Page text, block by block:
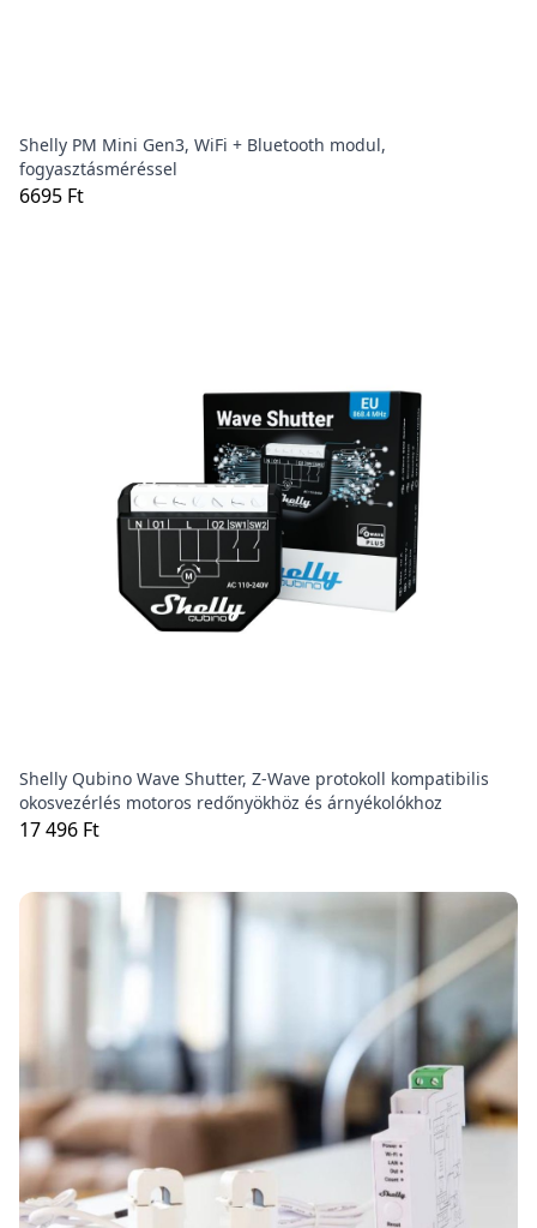
Shelly PM Mini Gen3, WiFi + Bluetooth modul,
fogyasztásméréssel
6695 Ft
Shelly Qubino Wave Shutter, Z-Wave protokoll kompatibilis
okosvezérlés motoros redőnyökhöz és árnyékolókhoz
17 496 Ft